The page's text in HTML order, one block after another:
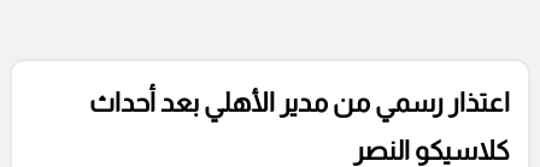
اعتذار رسمي من مدير الأهلي بعد أحداث
كلاسيكو النصر